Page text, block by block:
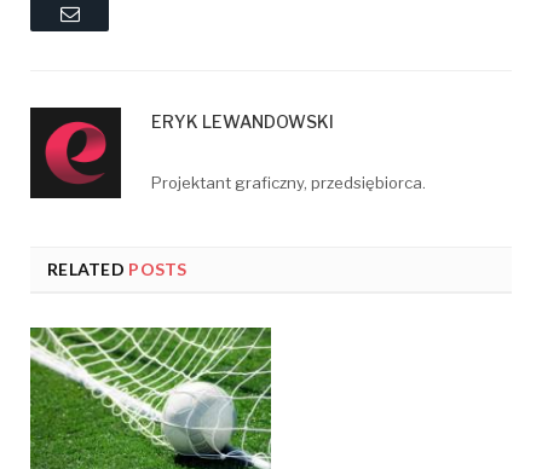
Email
ERYK LEWANDOWSKI
Projektant graficzny, przedsiębiorca.
RELATED POSTS